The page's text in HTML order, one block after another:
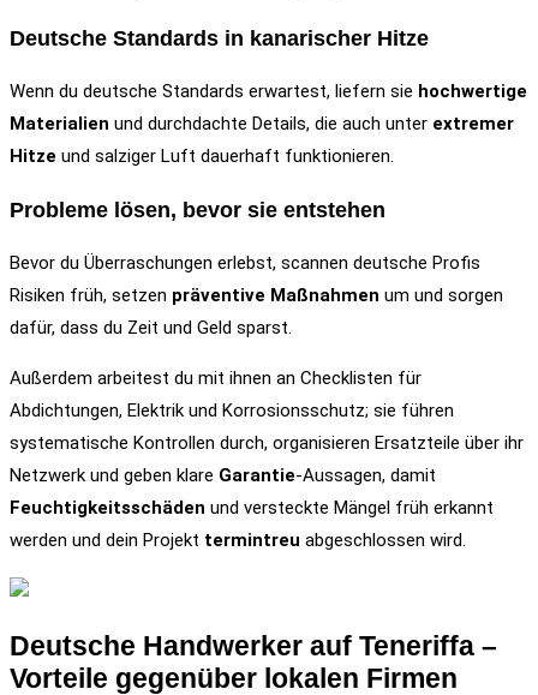
Deutsche Standards in kanarischer Hitze
Wenn du deutsche Standards erwartest, liefern sie hochwertige
Materialien und durchdachte Details, die auch unter extremer
Hitze und salziger Luft dauerhaft funktionieren.
Probleme lösen, bevor sie entstehen
Bevor du Überraschungen erlebst, scannen deutsche Profis
Risiken früh, setzen präventive Maßnahmen um und sorgen
dafür, dass du Zeit und Geld sparst.
Außerdem arbeitest du mit ihnen an Checklisten für
Abdichtungen, Elektrik und Korrosionsschutz; sie führen
systematische Kontrollen durch, organisieren Ersatzteile über ihr
Netzwerk und geben klare Garantie-Aussagen, damit
Feuchtigkeitsschäden und versteckte Mängel früh erkannt
werden und dein Projekt termintreu abgeschlossen wird.
Deutsche Handwerker auf Teneriffa –
Vorteile gegenüber lokalen Firmen